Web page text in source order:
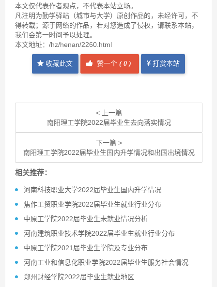
本文仅代表作者观点，不代表本站立场。
凡注明为勤学驿站（城市与大学）原创作品的，未经许可，不
得转载；源于网络的作品，若对您造成了侵权，请联系本站，
我们会第一时间予以处理。
本文地址：/hz/henan/2260.html
收藏此文 赞一个( 0 ) 打赏本站
< 上一篇
南阳理工学院2022届毕业生去向落实情况
下一篇 >
南阳理工学院2022届毕业生国内升学情况和出国出境情况
相关推荐：
河南科技职业大学2022届毕业生国内升学情况
焦作工贸职业学院2022届毕业生就业行业分布
中原工学院2022届毕业生未就业情况分析
河南建筑职业技术学院2022届毕业生就业行业分布
中原工学院2021届毕业生学院及专业分布
河南工业和信息化职业学院2022届毕业生服务社会情况
郑州财经学院2022届毕业生就业地区